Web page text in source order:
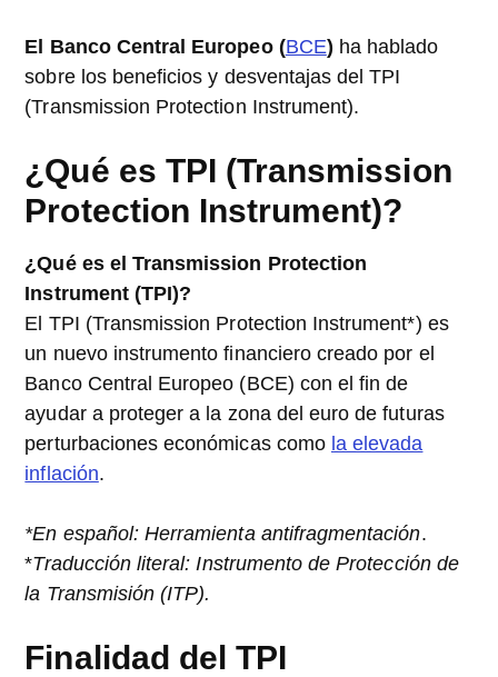
El Banco Central Europeo (BCE) ha hablado
sobre los beneficios y desventajas del TPI
(Transmission Protection Instrument).
¿Qué es TPI (Transmission
Protection Instrument)?
¿Qué es el Transmission Protection
Instrument (TPI)?
El TPI (Transmission Protection Instrument*) es
un nuevo instrumento financiero creado por el
Banco Central Europeo (BCE) con el fin de
ayudar a proteger a la zona del euro de futuras
perturbaciones económicas como la elevada
inflación.
*En español: Herramienta antifragmentación.
*Traducción literal: Instrumento de Protección de
la Transmisión (ITP).
Finalidad del TPI